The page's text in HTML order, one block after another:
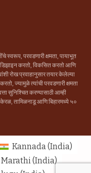
स्वरूप, परवडणारी क्षमता, पायाभूत
करतो, विकसित करतो आणि
रोख प्रवाहानुसार तयार केलेल्या
ज्यामुळे त्यांची परवडणारी क्षमता
सुनिश्चित करण्यासाठी आम्ही
केरळ, तामिळनाडू आणि बिहारमध्ये ५०
Kannada (India)
Marathi (India)